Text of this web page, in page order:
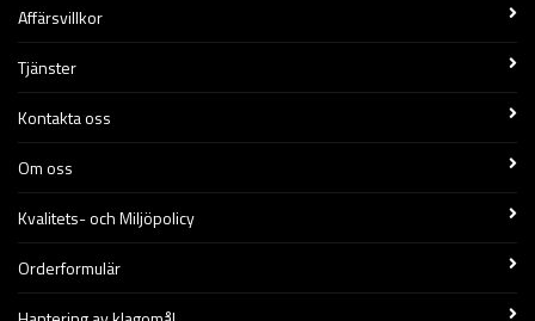
Affärsvillkor
Tjänster
Kontakta oss
Om oss
Kvalitets- och Miljöpolicy
Orderformulär